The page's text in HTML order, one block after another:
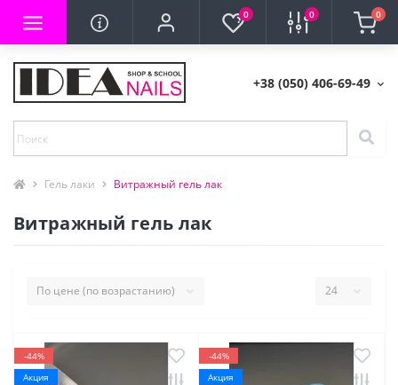
0 0 0
+38 (050) 406-69-49
Гель лаки Витражный гель лак
Витражный гель лак
-44%
Акция
-44%
Акция